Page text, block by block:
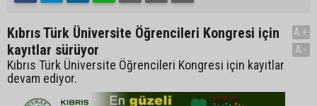
Kıbrıs Türk Üniversite Öğrencileri Kongresi için
kayıtlar sürüyor
Kıbrıs Türk Üniversite Öğrencileri Kongresi için kayıtlar
devam ediyor.
A+
A-